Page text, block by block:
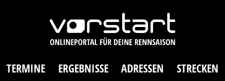
TERMINE ERGEBNISSE ADRESSEN STRECKEN